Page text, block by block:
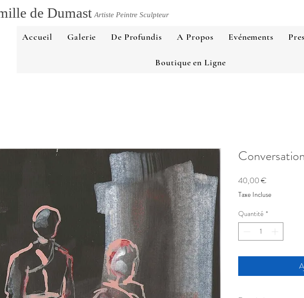
de Dumast Artiste Peintre Sculpteur
Accueil
Galerie De Profundis A Propos Evénements
Boutique en Ligne
40,00 €
Taxe Incluse
Quantité *